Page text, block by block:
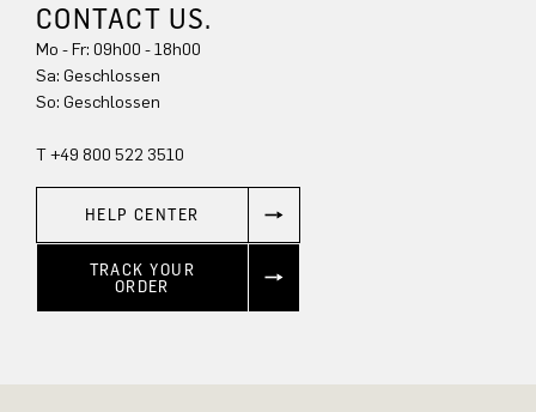
CONTACT US.
Mo - Fr: 09h00 - 18h00
Sa: Geschlossen
So: Geschlossen
T +49 800 522 3510
HELP CENTER
TRACK YOUR
ORDER